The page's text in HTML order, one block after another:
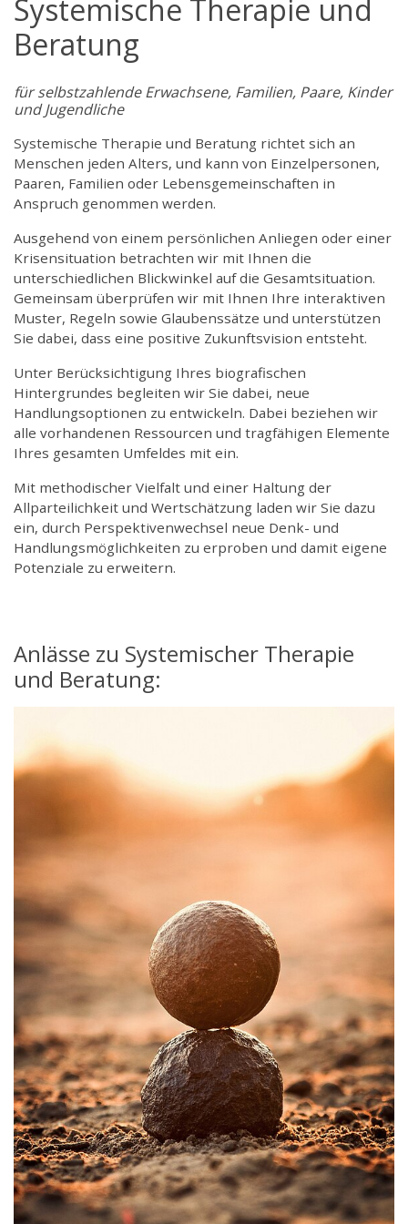
Systemische Therapie und
Beratung
für selbstzahlende Erwachsene, Familien, Paare, Kinder
und Jugendliche
Systemische Therapie und Beratung richtet sich an
Menschen jeden Alters, und kann von Einzelpersonen,
Paaren, Familien oder Lebensgemeinschaften in
Anspruch genommen werden.
Ausgehend von einem persönlichen Anliegen oder einer
Krisensituation betrachten wir mit Ihnen die
unterschiedlichen Blickwinkel auf die Gesamtsituation.
Gemeinsam überprüfen wir mit Ihnen Ihre interaktiven
Muster, Regeln sowie Glaubenssätze und unterstützen
Sie dabei, dass eine positive Zukunftsvision entsteht.
Unter Berücksichtigung Ihres biografischen
Hintergrundes begleiten wir Sie dabei, neue
Handlungsoptionen zu entwickeln. Dabei beziehen wir
alle vorhandenen Ressourcen und tragfähigen Elemente
Ihres gesamten Umfeldes mit ein.
Mit methodischer Vielfalt und einer Haltung der
Allparteilichkeit und Wertschätzung laden wir Sie dazu
ein, durch Perspektivenwechsel neue Denk- und
Handlungsmöglichkeiten zu erproben und damit eigene
Potenziale zu erweitern.
Anlässe zu Systemischer Therapie
und Beratung: